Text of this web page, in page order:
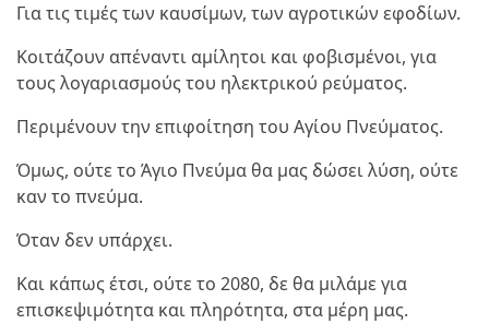
Για τις τιμές των καυσίμων, των αγροτικών εφοδίων.
Κοιτάζουν απέναντι αμίλητοι και φοβισμένοι, για
τους λογαριασμούς του ηλεκτρικού ρεύματος.
Περιμένουν την επιφοίτηση του Αγίου Πνεύματος.
Όμως, ούτε το Άγιο Πνεύμα θα μας δώσει λύση, ούτε
καν το πνεύμα.
Όταν δεν υπάρχει.
Και κάπως έτσι, ούτε το 2080, δε θα μιλάμε για
επισκεψιμότητα και πληρότητα, στα μέρη μας.